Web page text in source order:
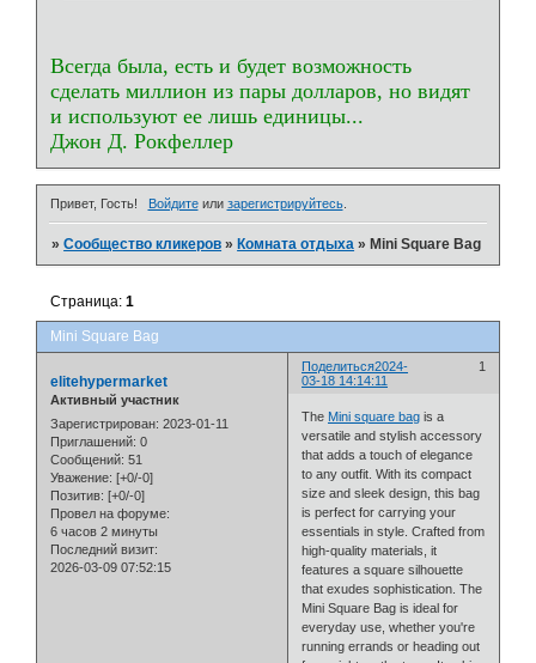
Всегда была, есть и будет возможность
сделать миллион из пары долларов, но видят
и используют ее лишь единицы...
Джон Д. Рокфеллер
Привет, Гость! Войдитеили зарегистрируйтесь.
»Сообщество кликеров » Комната отдыха » Mini Square Bag
Mini Square Bag
Страница:1
Поделиться 1
2024-
03-18 14:14:11
elitehypermarket
Активный участник
Зарегистрирован: 2023-01-11
Приглашений: 0
Сообщений: 51
Уважение: [+0/-0]
Позитив: [+0/-0]
Провел на форуме:
6 часов 2 минуты
Последний визит:
2026-03-09 07:52:15
The Mini square bag is a
versatile and stylish accessory
that adds a touch of elegance
to any outfit. With its compact
size and sleek design, this bag
is perfect for carrying your
essentials in style. Crafted from
high-quality materials, it
features a square silhouette
that exudes sophistication. The
Mini Square Bag is ideal for
everyday use, whether you're
running errands or heading out